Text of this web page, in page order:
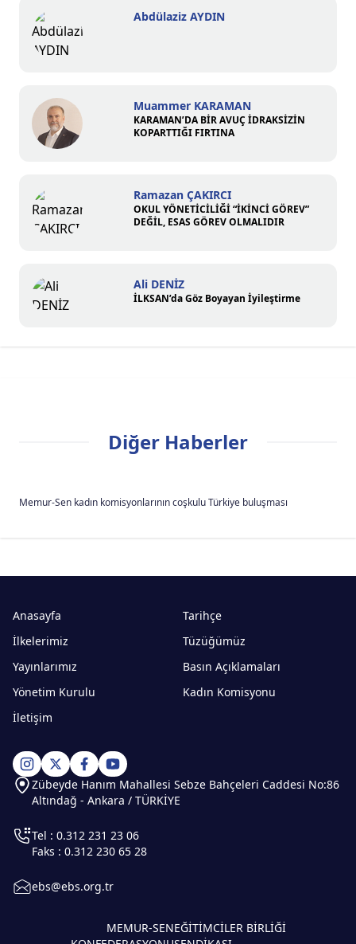
Abdülaziz AYDIN
Muammer KARAMAN
KARAMAN’DA BİR AVUÇ İDRAKSİZİN
KOPARTTIĞI FIRTINA
Ramazan ÇAKIRCI
OKUL YÖNETİCİLİĞİ “İKİNCİ GÖREV”
DEĞİL, ESAS GÖREV OLMALIDIR
Ali DENİZ
İLKSAN’da Göz Boyayan İyileştirme
Diğer Haberler
Memur-Sen kadın komisyonlarının coşkulu Türkiye buluşması
Anasayfa
Tarihçe
İlkelerimiz
Tüzüğümüz
Yayınlarımız
Basın Açıklamaları
Yönetim Kurulu
Kadın Komisyonu
İletişim
MEMUR-SENEĞİTİMCİLER BİRLİĞİ
Zübeyde Hanım Mahallesi Sebze Bahçeleri Caddesi No:86
Altındağ - Ankara / TÜRKİYE
Tel : 0.312 231 23 06
Faks : 0.312 230 65 28
ebs@ebs.org.tr